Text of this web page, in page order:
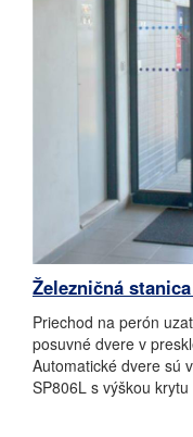
Železničná
Priechod na perón
posuvné dvere v
Automatické dvere sú
SP806L s výškou